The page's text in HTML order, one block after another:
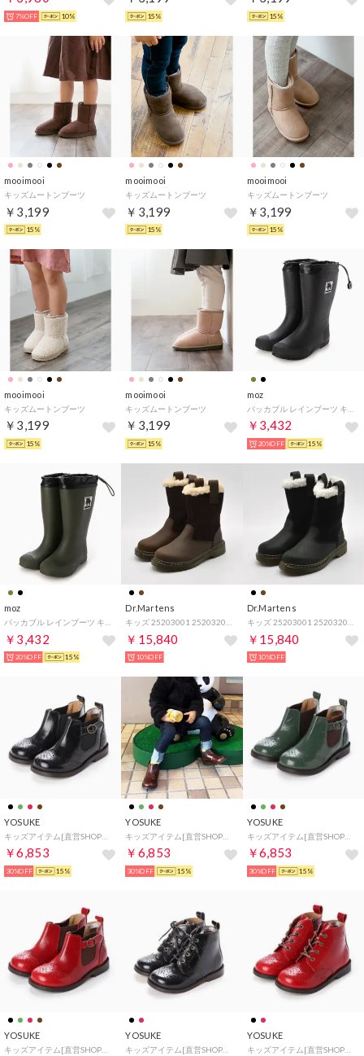
7%OFF 10% 15% 15%
mooimooi
キッズムートンブーツ
￥3,199
15%
mooimooi
キッズムートンブーツ
￥3,199
15%
mooimooi
キッズムートンブーツ
￥3,199
15%
mooimooi
キッズムートンブーツ
￥3,199
15%
mooimooi
キッズムートンブーツ
￥3,199
15%
moz
￥3,432
20%OFF 15%
moz
￥3,432
20%OFF 15%
Dr.Martens
￥15,840
10%OFF
Dr.Martens
￥15,840
10%OFF
YOSUKE
￥6,853
30%OFF 15%
YOSUKE
￥6,853
30%OFF 15%
YOSUKE
キッズアイテム[直営SHOP限定モデル]本革ブーツ （カーキ）
￥6,853
30%OFF 15%
YOSUKE YOSUKE YOSUKE
キッズアイテム[直営SHOP限定モデル]本革ブーツ （レッド）